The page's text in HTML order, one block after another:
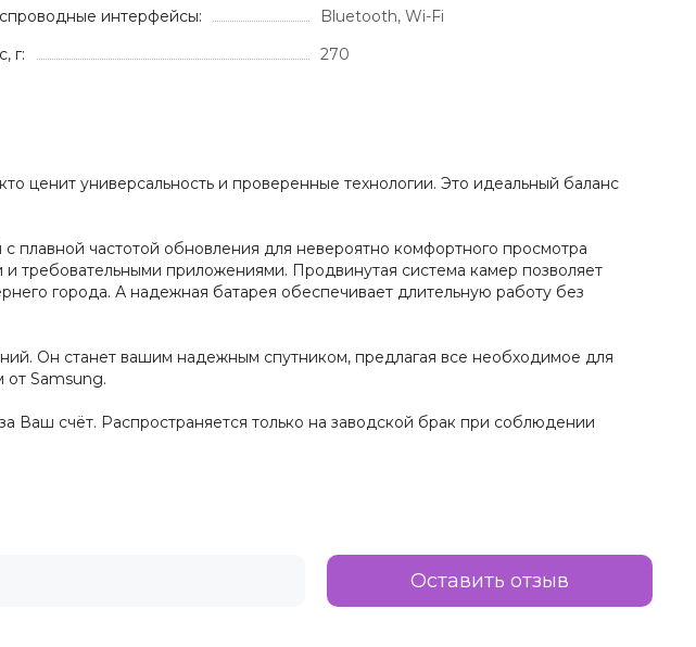
интерфейсы:
Bluetooth, Wi-Fi
г:
270
ценит универсальность и проверенные технологии. Это идеальный баланс
плавной частотой обновления для невероятно комфортного просмотра
требовательными приложениями. Продвинутая система камер позволяет
города. А надежная батарея обеспечивает длительную работу без
Он станет вашим надежным спутником, предлагая все необходимое для
от Samsung.
Ваш счёт. Распространяется только на заводской брак при соблюдении
Оставить отзыв